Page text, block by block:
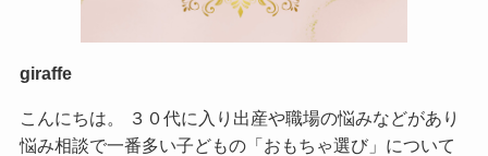
giraffe
こんにちは。 ３０代に入り出産や職場の悩みなどがあり
悩み相談で一番多い子どもの「おもちゃ選び」について